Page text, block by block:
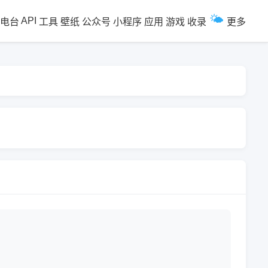
电台 API 工具 壁纸 公众号 小程序 应用 游戏 收录 🌤️ 更多